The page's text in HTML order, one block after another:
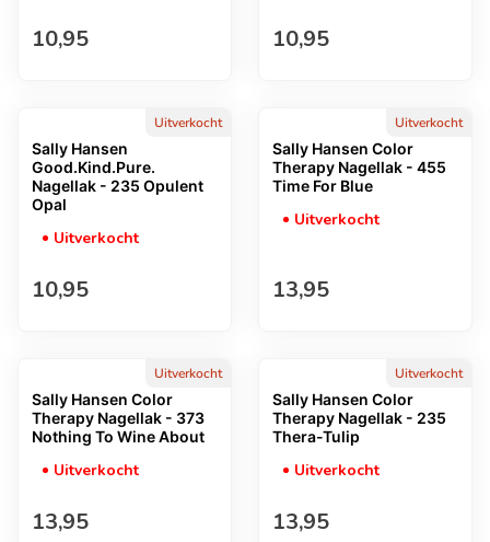
Normale prijs
10,95 Normale prijs
10,95
Uitverkocht
Sally Hansen
Good.Kind.Pure.
Nagellak - 235 Opulent
Opal
Uitverkocht
Normale prijs
10,95
Uitverkocht
Sally Hansen Color
Therapy Nagellak - 455
Time For Blue
Uitverkocht
Normale prijs
13,95
Uitverkocht
Sally Hansen Color
Therapy Nagellak - 373
Nothing To Wine About
Uitverkocht
Normale prijs
13,95
Uitverkocht
Sally Hansen Color
Therapy Nagellak - 235
Thera-Tulip
Uitverkocht
Normale prijs
13,95